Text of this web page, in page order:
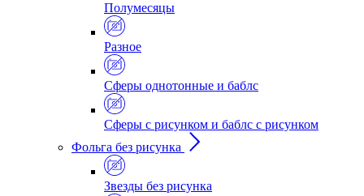
Полумесяцы
Разное
Сферы однотонные и баблс
Сферы с рисунком и баблс с рисунком
Фольга без рисунка
Звезды без рисунка